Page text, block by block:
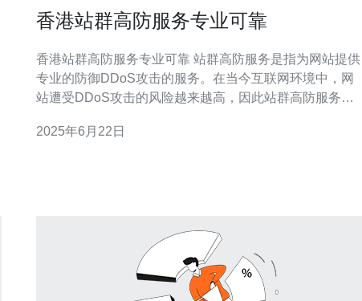
香港站群高防服务专业可靠
香港站群高防服务专业可靠 站群高防服务是指为网站提供
专业的防御DDoS攻击的服务。在当今互联网环境中，网
站遭受DDoS攻击的风险越来越高，因此站群高防服务变
础设施和技术支持，是亚洲地区最具活力和竞争力的网络
2025年6月22日